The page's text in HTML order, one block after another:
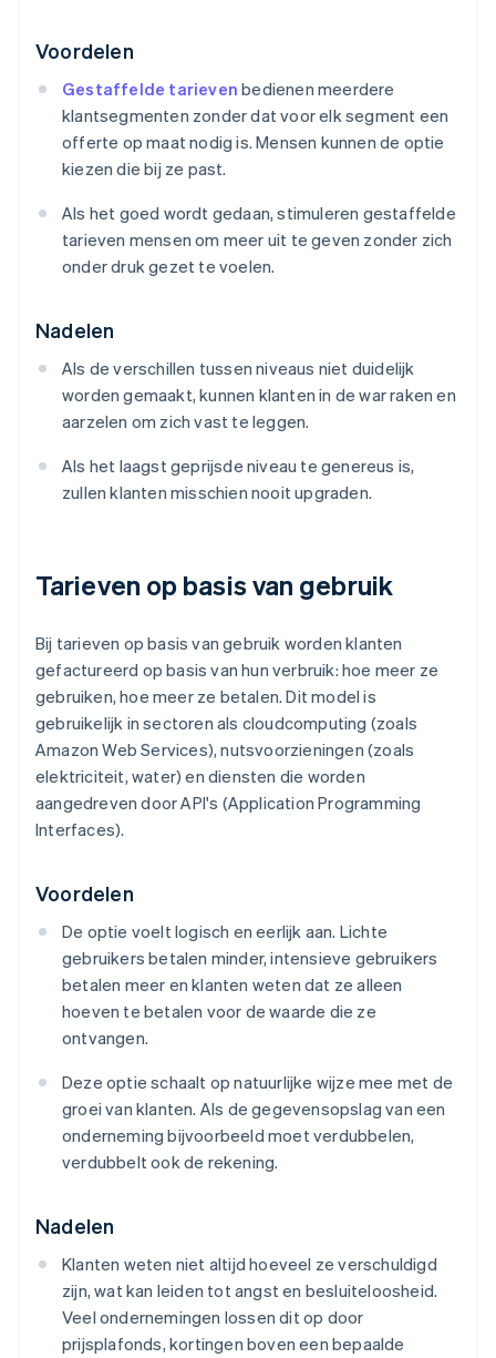
Voordelen
Gestaffelde tarieven bedienen meerdere
klantsegmenten zonder dat voor elk segment een
offerte op maat nodig is. Mensen kunnen de optie
kiezen die bij ze past.
Als het goed wordt gedaan, stimuleren gestaffelde
tarieven mensen om meer uit te geven zonder zich
onder druk gezet te voelen.
Nadelen
Als de verschillen tussen niveaus niet duidelijk
worden gemaakt, kunnen klanten in de war raken en
aarzelen om zich vast te leggen.
Als het laagst geprijsde niveau te genereus is,
zullen klanten misschien nooit upgraden.
Tarieven op basis van gebruik
Bij tarieven op basis van gebruik worden klanten
gefactureerd op basis van hun verbruik: hoe meer ze
gebruiken, hoe meer ze betalen. Dit model is
gebruikelijk in sectoren als cloudcomputing (zoals
Amazon Web Services), nutsvoorzieningen (zoals
elektriciteit, water) en diensten die worden
aangedreven door API's (Application Programming
Interfaces).
Voordelen
De optie voelt logisch en eerlijk aan. Lichte
gebruikers betalen minder, intensieve gebruikers
betalen meer en klanten weten dat ze alleen
hoeven te betalen voor de waarde die ze
ontvangen.
Deze optie schaalt op natuurlijke wijze mee met de
groei van klanten. Als de gegevensopslag van een
onderneming bijvoorbeeld moet verdubbelen,
verdubbelt ook de rekening.
Nadelen
Klanten weten niet altijd hoeveel ze verschuldigd
zijn, wat kan leiden tot angst en besluiteloosheid.
Veel ondernemingen lossen dit op door
prijsplafonds, kortingen boven een bepaalde